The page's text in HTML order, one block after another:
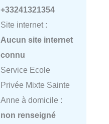
+33241321354
Site internet :
Aucun site internet
connu
Service Ecole
Privée Mixte Sainte
Anne à domicile :
non renseigné